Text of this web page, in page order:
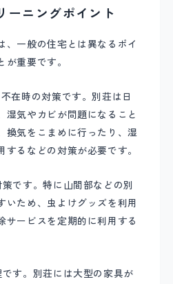
ーニングポイント
、一般の住宅とは異なるポイ
重要です。
在時の対策です。別荘は日
湿気やカビが問題になること
換気をこまめに行ったり、湿
るなどの対策が必要です。
です。特に山間部などの別
いため、虫よけグッズを利用
サービスを定期的に利用する
す。別荘には大型の家具が